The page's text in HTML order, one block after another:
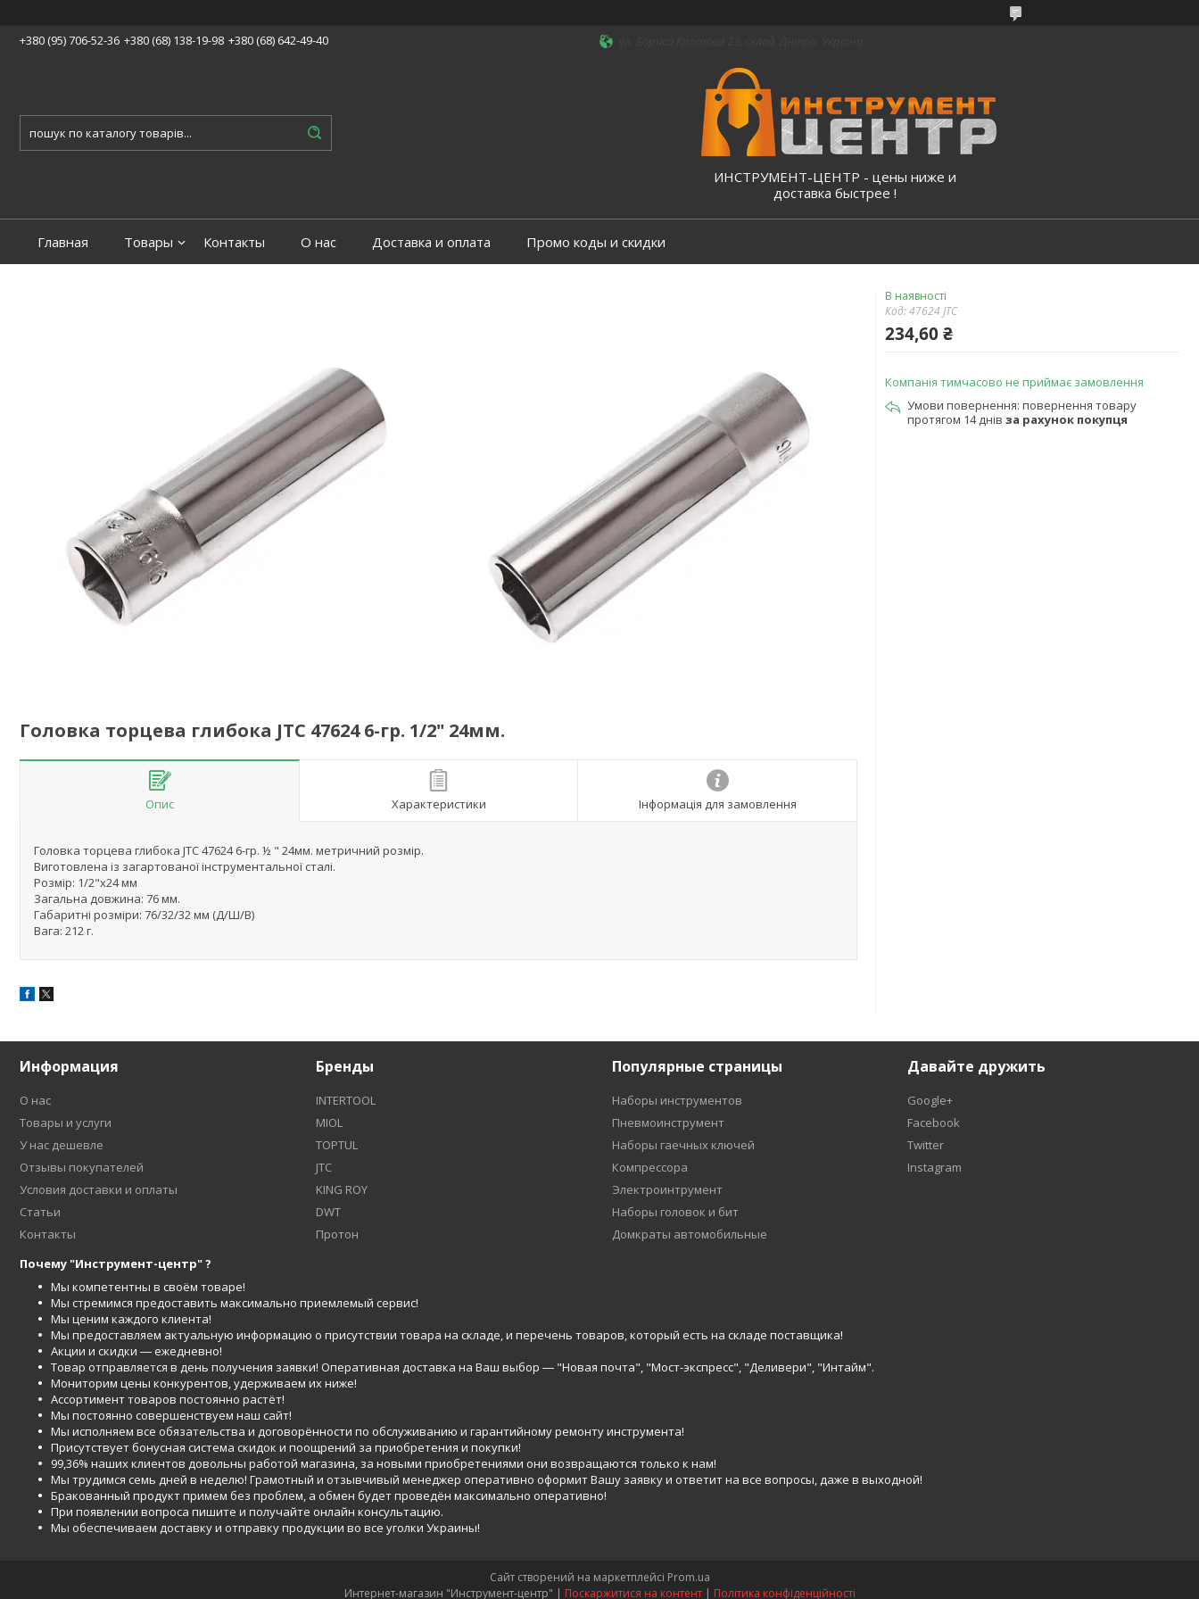
+380 (95) 706-52-36 +380 (68) 138-19-98 +380 (68) 642-49-40
ИНСТРУМЕНТ-ЦЕНТР - цены ниже и
доставка быстрее !
Главная Товары Контакты О нас Доставка и оплата Промо коды и скидки
Головка торцева глибока JTC 47624 6-гр. 1/2" 24мм.
Опис Характеристики Інформація для замовлення
Головка торцева глибока JTC 47624 6-гр. ½ " 24мм. метричний розмір.
Виготовлена із загартованої інструментальної сталі.
Розмір: 1/2"х24 мм
Загальна довжина: 76 мм.
Габаритні розміри: 76/32/32 мм (Д/Ш/В)
Вага: 212 г.
В наявності
Код:47624 JTC
234,60 ₴
Компанія тимчасово не приймає замовлення
повернення товару
протягом 14 днів за рахунок покупця
Информация
О нас
Товары и услуги
У нас дешевле
Отзывы покупателей
Условия доставки и оплаты
Статьи
Контакты
Бренды
INTERTOOL
MIOL
TOPTUL
JTC
KING ROY
DWT
Протон
Популярные страницы
Наборы инструментов
Пневмоинструмент
Наборы гаечных ключей
Компрессора
Электроинтрумент
Наборы головок и бит
Домкраты автомобильные
Давайте дружить
Google+
Facebook
Twitter
Instagram
Почему "Инструмент-центр" ?
Мы компетентны в своём товаре!
Мы стремимся предоставить максимально приемлемый сервис!
Мы ценим каждого клиента!
Мы предоставляем актуальную информацию о присутствии товара на складе, и перечень товаров, который есть на складе поставщика!
Акции и скидки ― ежедневно!
Товар отправляется в день получения заявки! Оперативная доставка на Ваш выбор ― "Новая почта", "Мост-экспресс", "Деливери", "Интайм".
Мониторим цены конкурентов, удерживаем их ниже!
Ассортимент товаров постоянно растёт!
Мы постоянно совершенствуем наш сайт!
Мы исполняем все обязательства и договорённости по обслуживанию и гарантийному ремонту инструмента!
Присутствует бонусная система скидок и поощрений за приобретения и покупки!
99,36% наших клиентов довольны работой магазина, за новыми приобретениями они возвращаются только к нам!
Мы трудимся семь дней в неделю! Грамотный и отзывчивый менеджер оперативно оформит Вашу заявку и ответит на все вопросы, даже в выходной!
Бракованный продукт примем без проблем, а обмен будет проведён максимально оперативно!
При появлении вопроса пишите и получайте онлайн консультацию.
Мы обеспечиваем доставку и отправку продукции во все уголки Украины!
Сайт створений на маркетплейсі Prom.ua
Интернет-магазин "Инструмент-центр" | Поскаржитися на контент | Політика конфіденційності